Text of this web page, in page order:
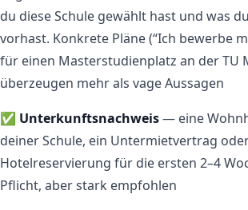
du diese Schule gewählt hast und was
vorhast. Konkrete Pläne (“Ich bewerbe
für einen Masterstudienplatz an der TU
überzeugen mehr als vage Aussagen
✅ Unterkunftsnachweis— eine
deiner Schule, ein Untermietvertrag
Hotelreservierung für die ersten 2–4
Pflicht, aber stark empfohlen